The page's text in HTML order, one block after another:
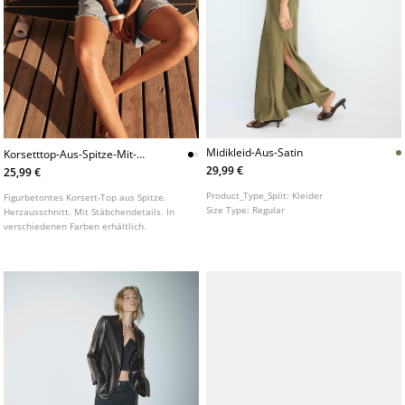
Korsetttop-Aus-Spitze-Mit-
Stabchen
25,99 €
Figurbetontes Korsett-Top aus Spitze.
Herzausschnitt. Mit Stäbchendetails. In
verschiedenen Farben erhältlich.
Midikleid-Aus-Satin
29,99 €
Product_Type_Split: Kleider
Size Type: Regular